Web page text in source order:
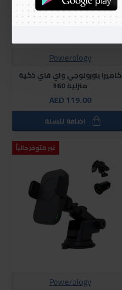
Powerology
كاميرا باورولوجي واي فاي ذكية
منزلية 360
AED 119.00
اضافة للسلة
غير متوفر حالياً
Powerology